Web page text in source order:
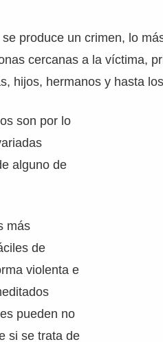
produce un crimen, lo
cercanas a la víctima,
hijos, hermanos y hasta
son por lo
alguno de
más
de
violenta e
pueden no
si se trata de